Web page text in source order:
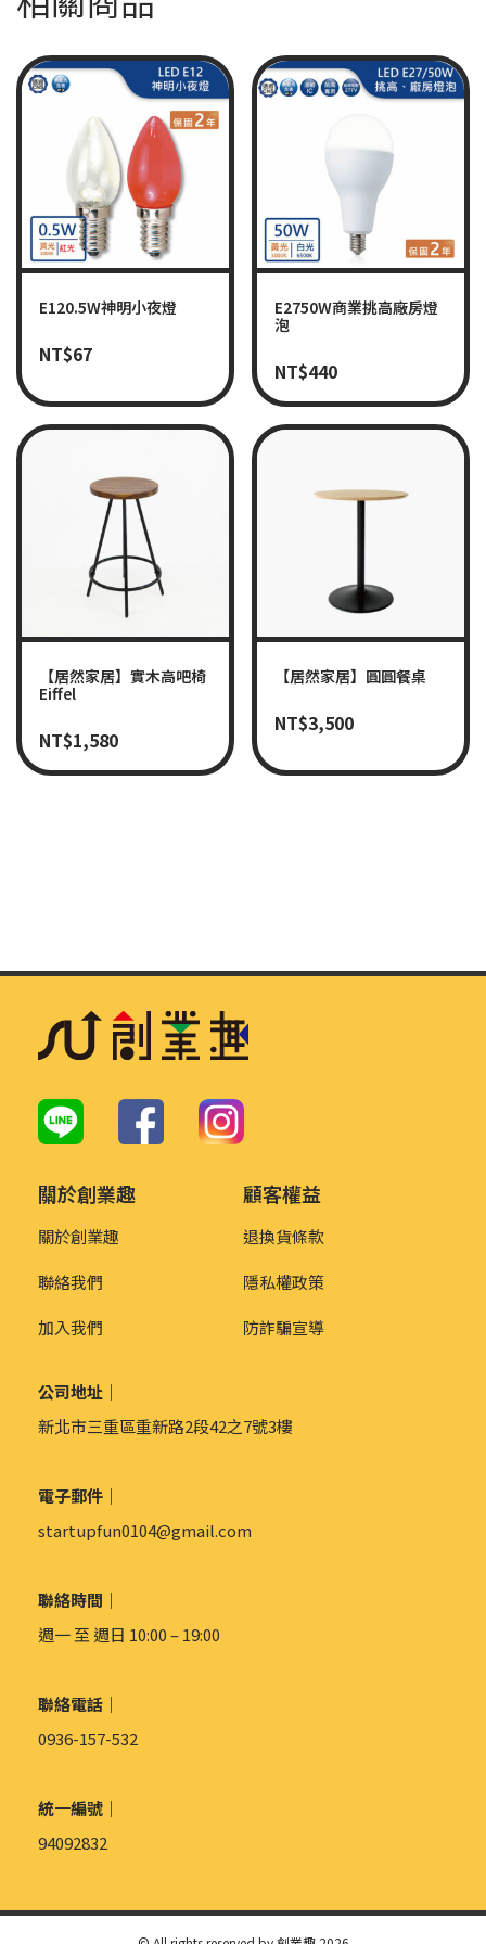
E120.5W神明小夜燈
NT$67
E2750W商業挑高廠房燈
泡
NT$440
【居然家居】實木高吧椅
Eiffel
NT$1,580
【居然家居】圓圓餐桌
NT$3,500
關於創業趣
關於創業趣
聯絡我們
加入我們
顧客權益
退換貨條款
隱私權政策
防詐騙宣導
公司地址｜
新北市三重區重新路2段42之7號3樓
電子郵件｜
startupfun0104@gmail.com
聯絡時間｜
週一 至 週日 10:00 – 19:00
聯絡電話｜
0936-157-532
統一編號｜
94092832